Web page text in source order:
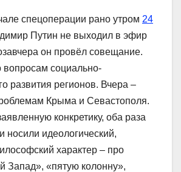
спецоперации рано утром 24
Путин не выходил в эфир
он провёл совещание.
социально-
развития регионов. Вчера –
Крыма и Севастополя.
конкретику, оба раза
носили идеологический,
характер – про
Запад», «пятую колонну»,